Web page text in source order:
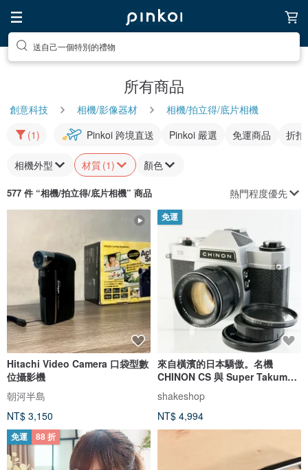
送自己一個特別的禮物
所有商品
創意科技 相機/影像器材
相機/拍立得/底片相機
(1)
Pinkoi 跨境直送 Pinkoi 嚴選 免運商品 折扣
相機外型 材質(1) 顏色
577 件 “相機/拍立得/底片相機” 商品 熱門程度優先
Hitachi Video Camera 口袋型數
位攝影機
朝河半島
NT$ 3,150
免運
來自橫濱的日本驕傲。名機
CHINON CS 與 Super Takumar
的不朽之
shakeshop
NT$ 4,994
免運 88 折